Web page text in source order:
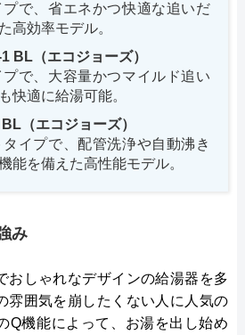
で、省エネかつ快適な追いだ
高効率モデル。
BL（エコジョーズ）
で、大容量かつマイルド追い
快適に給湯可能。
（エコジョーズ）
イプで、配管洗浄や自動沸き
能を備えた高性能モデル。
み
おしゃれなデザインの給湯器を多
雰囲気を崩したくない人に人気の
Q機能によって、お湯を出し始め